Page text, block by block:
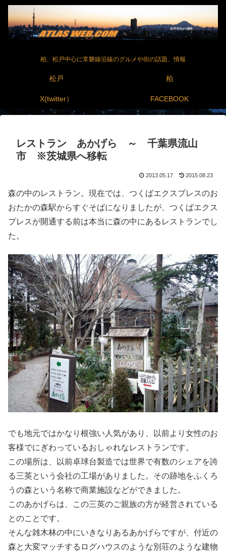
柏、松戸中心に常磐線沿線のグルメや街の話題、情報
松戸 柏
X(twitter） FACEBOOK
レストラン あかげら ～ 千葉県流山
市 ※茨城県へ移転
2013.05.17 2015.08.23
森の中のレストラン。現在では、つくばエクスプレスのお
おたかの森駅からすぐそばになりましたが、つくばエクス
プレスが開通する前は本当に森の中にあるレストランでし
た。
でも地元ではかなり根強い人気があり、以前より女性のお
客様でにぎわっているおしゃれなレストランです。
この場所は、以前卓球台製造では世界で有数のシェアを誇
る三英という会社の工場がありました。その跡地をふくろ
うの森という名称で商業施設などができました。
このあかげらは、この三英のご親族の方が経営されている
とのことです。
そんな雑木林の中にいきなりあるあかげらですが、付近の
森と大変マッチするログハウスのような別荘のような建物